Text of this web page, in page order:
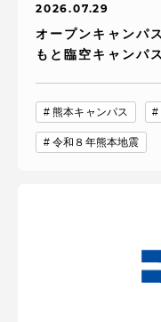
2026.07.29
オープンキャンパ
もと臨空キャンパ
熊本キャンパス
令和８年熊本地震